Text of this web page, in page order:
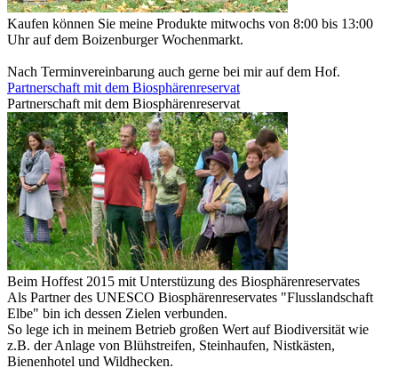
Kaufen können Sie meine Produkte mitwochs von 8:00 bis 13:00
Uhr auf dem Boizenburger Wochenmarkt.
Nach Terminvereinbarung auch gerne bei mir auf dem Hof.
Partnerschaft mit dem Biosphärenreservat
Partnerschaft mit dem Biosphärenreservat
Beim Hoffest 2015 mit Unterstüzung des Biosphärenreservates
Als Partner des UNESCO Biosphärenreservates "Flusslandschaft
Elbe" bin ich dessen Zielen verbunden.
So lege ich in meinem Betrieb großen Wert auf Biodiversität wie
z.B. der Anlage von Blühstreifen, Steinhaufen, Nistkästen,
Bienenhotel und Wildhecken.